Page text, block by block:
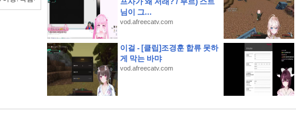
님이 그...
vod.afreecatv.com
이걸 - [클립]조경훈 합류 못하
게 막는 바먀
vod.afreecatv.com